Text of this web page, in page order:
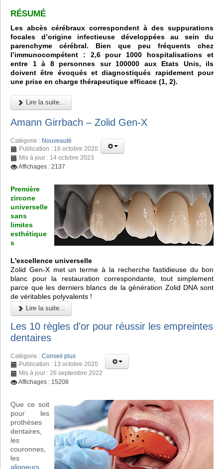
RÉSUMÉ
Les abcès cérébraux correspondent à des suppurations
focales d’origine infectieuse développées au sein du
parenchyme cérébral. Bien que peu fréquents chez
l’immunocompétent : 2,6 pour 1000 hospitalisations et
entre 1 à 8 personnes sur 100000 aux Etats Unis, ils
doivent être évoqués et diagnostiqués rapidement pour
une prise en charge thérapeutique efficace (1, 2).
Lire la suite...
Amann Girrbach – Zolid Gen-X
Catégorie : Nouveauté
Publication : 16 octobre 2020
Mis à jour : 14 octobre 2023
Affichages : 2137
Première
zircone
universelle
sans
limites
esthétique
s
L'excellence universelle
Zolid Gen-X met un terme à la recherche fastidieuse du bon
blanc pour la restauration correspondante, tout simplement
parce que les derniers blancs de la génération Zolid DNA sont
de véritables polyvalents !
Lire la suite...
Les 10 règles d'or pour réussir les empreintes
dentaires
Catégorie : Conseil plus
Publication : 13 octobre 2020
Mis à jour : 26 septembre 2022
Affichages : 15208
Que ce soit
pour les
prothèses
dentaires,
les
couronnes,
les
aligneurs